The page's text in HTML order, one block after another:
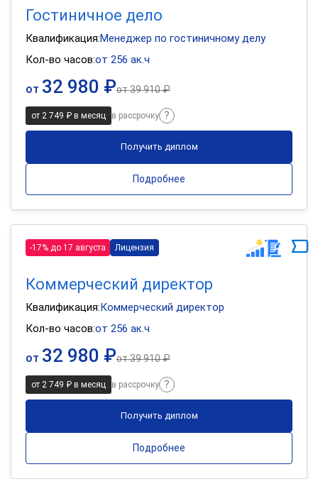
Гостиничное дело
Квалификация:Менеджер по гостиничному делу
Кол-во часов:от 256 ак.ч
от 32 980 ₽от39 910 ₽
от 2 749 ₽ в месяц в рассрочку
Получить диплом
Подробнее
-17% до 17 августа Лицензия
Коммерческий директор
Квалификация:Коммерческий директор
Кол-во часов:от 256 ак.ч
от 32 980 ₽от39 910 ₽
от 2 749 ₽ в месяц в рассрочку
Получить диплом
Подробнее